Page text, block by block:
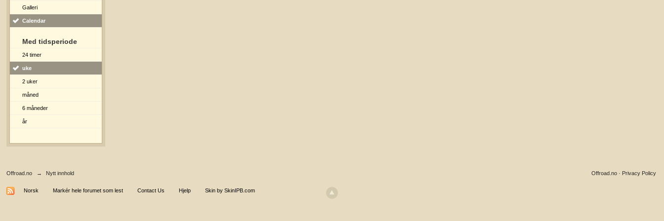
Galleri
Calendar
Med tidsperiode
24 timer
uke
2 uker
måned
6 måneder
år
Offroad.no → Nytt innhold Privacy Policy
Offroad.no ·
Norsk Markér hele forumet som lest Contact Us Hjelp Skin by SkinIPB.com